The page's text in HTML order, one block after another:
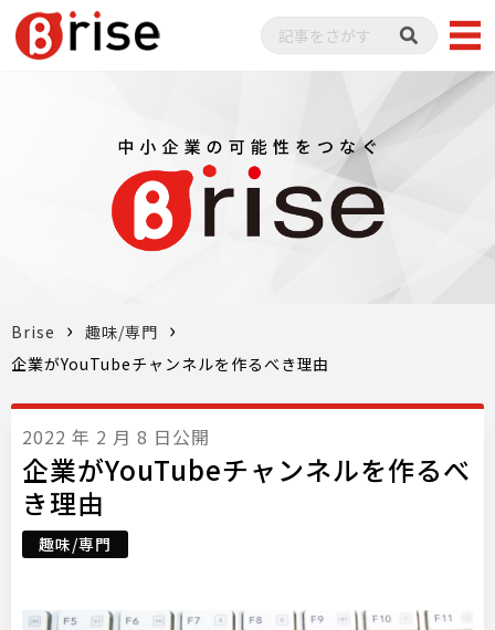
Brise
趣味/専門
企業がYouTubeチャンネルを作るべき理由
2022 年 2 月 8 日公開
企業がYouTubeチャンネルを作るべ
き理由
趣味/専門